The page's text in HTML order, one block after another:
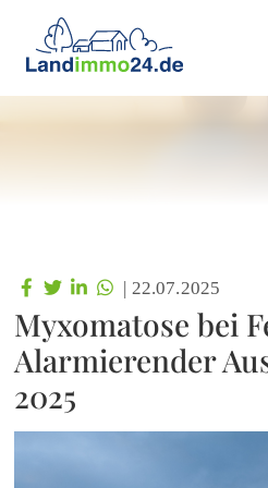
| 22.07.2025
Myxomatose bei
Alarmierender
2025